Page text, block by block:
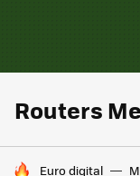
Routers
HOY SE HABLA DE
Euro digital